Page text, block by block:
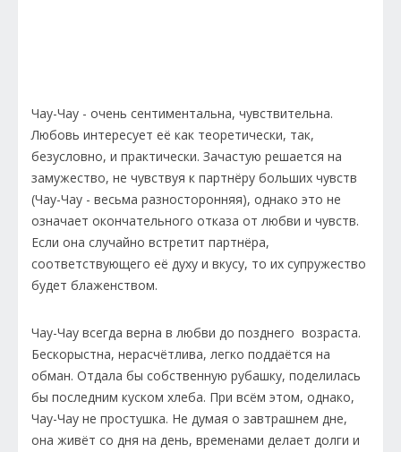
Чау-Чау - очень сентиментальна, чувствительна.
Любовь интересует её как теоретически, так,
безусловно, и практически. Зачастую решается на
замужество, не чувствуя к партнёру больших чувств
(Чау-Чау - весьма разносторонняя), однако это не
означает окончательного отказа от любви и чувств.
Если она случайно встретит партнёра,
соответствующего её духу и вкусу, то их супружество
будет блаженством.
Чау-Чау всегда верна в любви до позднего возраста.
Бескорыстна, нерасчётлива, легко поддаётся на
обман. Отдала бы собственную рубашку, поделилась
бы последним куском хлеба. При всём этом, однако,
Чау-Чау не простушка. Не думая о завтрашнем дне,
она живёт со дня на день, временами делает долги и